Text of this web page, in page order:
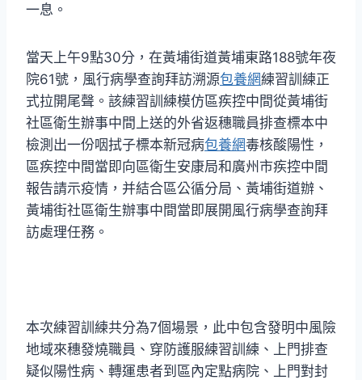
一息。
當天上午9點30分，在黃埔街道黃埔東路188號年夜
院61號，風行病學查詢拜訪溯源包養網練習訓練正
式拉開尾聲。該練習訓練模仿區疾控中間從黃埔街
社區衛生辦事中間上送的外省返穗職員排查標本中
檢測出一份咽拭子標本新冠病包養網毒核酸陽性，
區疾控中間當即向區衛生安康局和廣州市疾控中間
報告請示疫情，并結合區公循分局、黃埔街道辦、
黃埔街社區衛生辦事中間當即展開風行病學查詢拜
訪處理任務。
本次練習訓練共分為7個場景，此中包含發明中風險
地域來穗發燒職員、穿防護服練習訓練、上門排查
疑似陽性病、轉運患者到區內定點病院、上門對封